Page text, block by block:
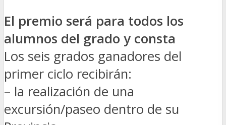
El premio será para todos los
alumnos del grado y consta
Los seis grados ganadores del
primer ciclo recibirán:
– la realización de una
excursión/paseo dentro de su